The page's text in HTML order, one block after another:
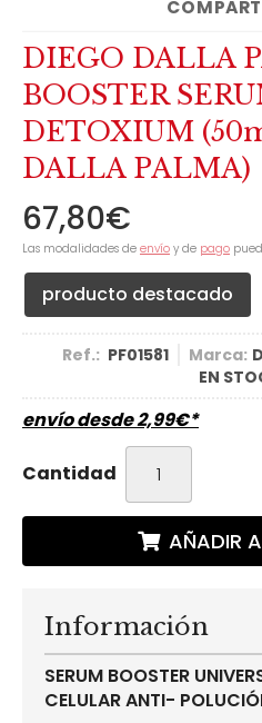
DIEGO DALLA
BOOSTER
DETOXIUM
DALLA PALMA)
67,80€
Las modalidades de envío y de pago
producto destacado
Ref.: PF01581 Marca:
EN
envío desde2,99€*
Cantidad
AÑADIR
Información
SERUM BOOSTER
CELULAR ANTI-